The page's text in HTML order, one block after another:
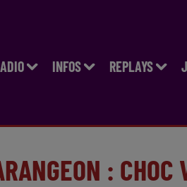
INFOS REPLAYS
: CHOC